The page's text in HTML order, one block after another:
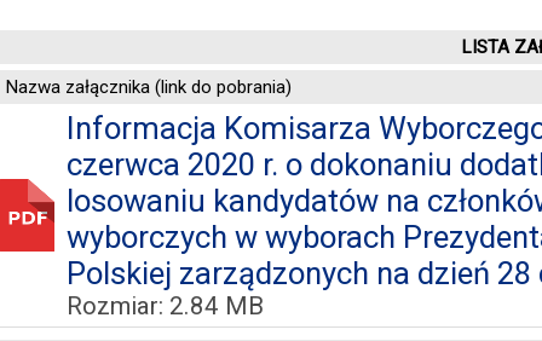
LISTA
Nazwa załącznika (link do pobrania)
Informacja Komisarza
czerwca 2020 r. o dokonaniu
losowaniu kandydatów na
wyborczych w wyborach
Polskiej zarządzonych na dzień 28
Rozmiar: 2.84 MB